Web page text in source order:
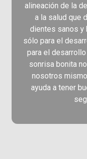
alineación de la
a la salud que
dientes sanos y
sólo para el
para el
sonrisa bonita
nosotros
ayuda a tener